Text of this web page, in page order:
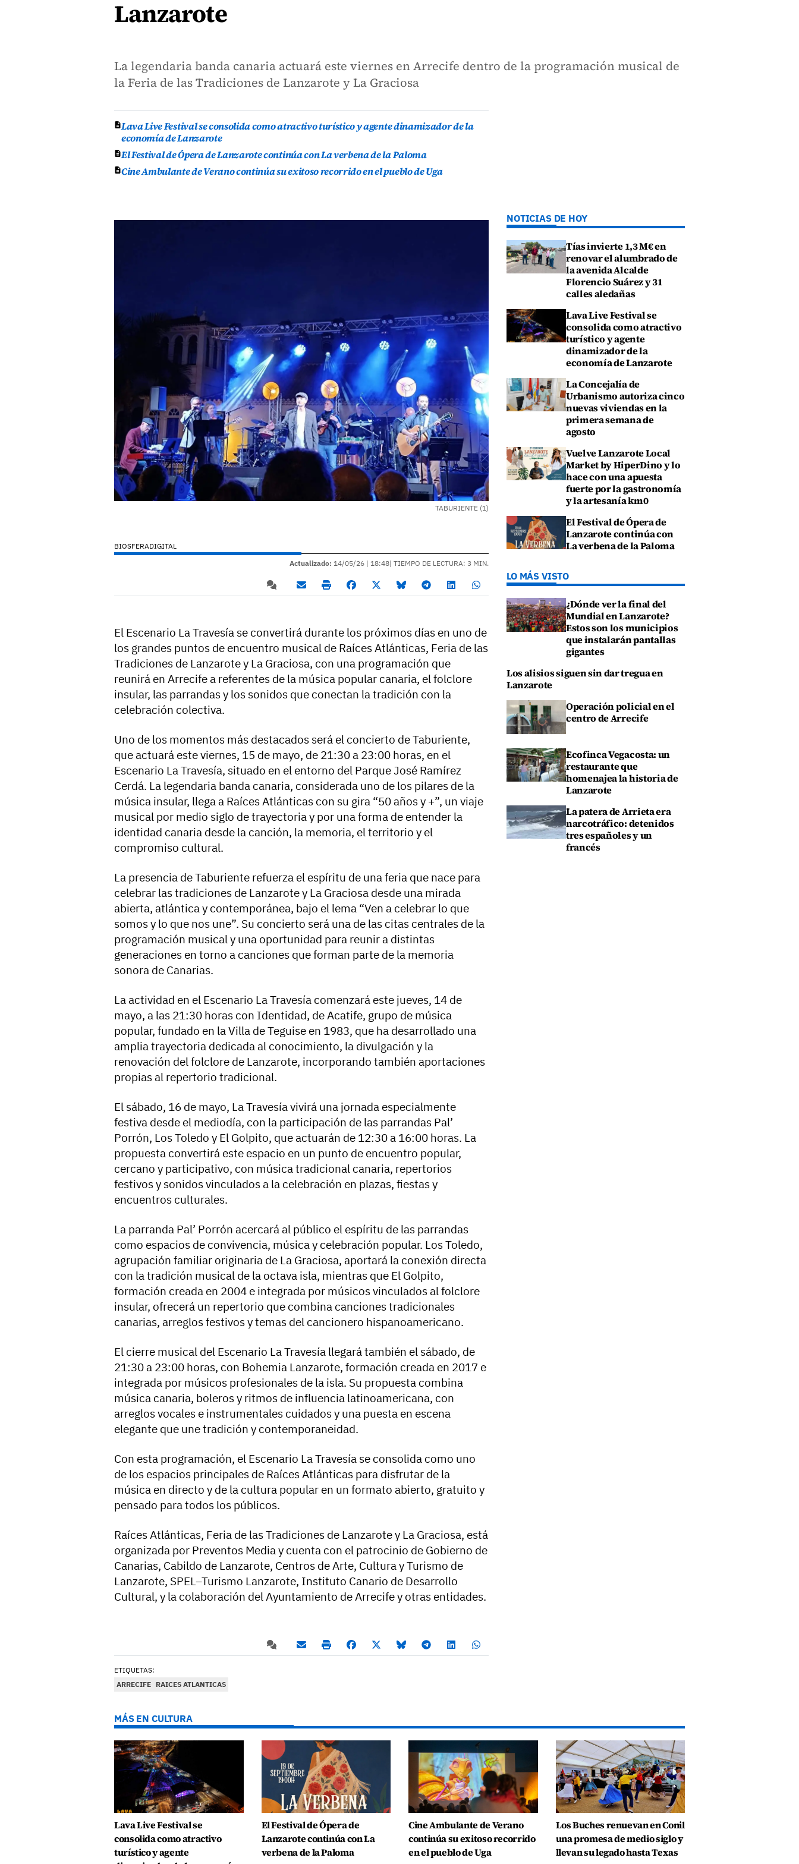
Lanzarote
La legendaria banda canaria actuará este viernes en Arrecife dentro de la programación musical de
la Feria de las Tradiciones de Lanzarote y La Graciosa
Lava Live Festival se consolida como atractivo turístico y agente dinamizador de la
economía de Lanzarote
El Festival de Ópera de Lanzarote continúa con La verbena de la Paloma
Cine Ambulante de Verano continúa su exitoso recorrido en el pueblo de Uga
TABURIENTE (1)
BIOSFERADIGITAL
Actualizado: 14/05/26 | 18:48| TIEMPO DE LECTURA: 3 MIN.
El Escenario La Travesía se convertirá durante los próximos días en uno de
los grandes puntos de encuentro musical de Raíces Atlánticas, Feria de las
Tradiciones de Lanzarote y La Graciosa, con una programación que
reunirá en Arrecife a referentes de la música popular canaria, el folclore
insular, las parrandas y los sonidos que conectan la tradición con la
celebración colectiva.
Uno de los momentos más destacados será el concierto de Taburiente,
que actuará este viernes, 15 de mayo, de 21:30 a 23:00 horas, en el
Escenario La Travesía, situado en el entorno del Parque José Ramírez
Cerdá. La legendaria banda canaria, considerada uno de los pilares de la
música insular, llega a Raíces Atlánticas con su gira “50 años y +”, un viaje
musical por medio siglo de trayectoria y por una forma de entender la
identidad canaria desde la canción, la memoria, el territorio y el
compromiso cultural.
La presencia de Taburiente refuerza el espíritu de una feria que nace para
celebrar las tradiciones de Lanzarote y La Graciosa desde una mirada
abierta, atlántica y contemporánea, bajo el lema “Ven a celebrar lo que
somos y lo que nos une”. Su concierto será una de las citas centrales de la
programación musical y una oportunidad para reunir a distintas
generaciones en torno a canciones que forman parte de la memoria
sonora de Canarias.
La actividad en el Escenario La Travesía comenzará este jueves, 14 de
mayo, a las 21:30 horas con Identidad, de Acatife, grupo de música
popular, fundado en la Villa de Teguise en 1983, que ha desarrollado una
amplia trayectoria dedicada al conocimiento, la divulgación y la
renovación del folclore de Lanzarote, incorporando también aportaciones
propias al repertorio tradicional.
El sábado, 16 de mayo, La Travesía vivirá una jornada especialmente
festiva desde el mediodía, con la participación de las parrandas Pal’
Porrón, Los Toledo y El Golpito, que actuarán de 12:30 a 16:00 horas. La
propuesta convertirá este espacio en un punto de encuentro popular,
cercano y participativo, con música tradicional canaria, repertorios
festivos y sonidos vinculados a la celebración en plazas, fiestas y
encuentros culturales.
La parranda Pal’ Porrón acercará al público el espíritu de las parrandas
como espacios de convivencia, música y celebración popular. Los Toledo,
agrupación familiar originaria de La Graciosa, aportará la conexión directa
con la tradición musical de la octava isla, mientras que El Golpito,
formación creada en 2004 e integrada por músicos vinculados al folclore
insular, ofrecerá un repertorio que combina canciones tradicionales
canarias, arreglos festivos y temas del cancionero hispanoamericano.
El cierre musical del Escenario La Travesía llegará también el sábado, de
21:30 a 23:00 horas, con Bohemia Lanzarote, formación creada en 2017 e
integrada por músicos profesionales de la isla. Su propuesta combina
música canaria, boleros y ritmos de influencia latinoamericana, con
arreglos vocales e instrumentales cuidados y una puesta en escena
elegante que une tradición y contemporaneidad.
Con esta programación, el Escenario La Travesía se consolida como uno
de los espacios principales de Raíces Atlánticas para disfrutar de la
música en directo y de la cultura popular en un formato abierto, gratuito y
pensado para todos los públicos.
Raíces Atlánticas, Feria de las Tradiciones de Lanzarote y La Graciosa, está
organizada por Preventos Media y cuenta con el patrocinio de Gobierno de
Canarias, Cabildo de Lanzarote, Centros de Arte, Cultura y Turismo de
Lanzarote, SPEL–Turismo Lanzarote, Instituto Canario de Desarrollo
Cultural, y la colaboración del Ayuntamiento de Arrecife y otras entidades.
ETIQUETAS:
ARRECIFE RAICES ATLANTICAS
NOTICIAS DE HOY
Tías invierte 1,3 M€ en
renovar el alumbrado de
la avenida Alcalde
Florencio Suárez y 31
calles aledañas
Lava Live Festival se
consolida como atractivo
turístico y agente
dinamizador de la
economía de Lanzarote
La Concejalía de
Urbanismo autoriza cinco
nuevas viviendas en la
primera semana de
agosto
Vuelve Lanzarote Local
Market by HiperDino y lo
hace con una apuesta
fuerte por la gastronomía
y la artesanía km0
El Festival de Ópera de
Lanzarote continúa con
La verbena de la Paloma
LO MÁS VISTO
¿Dónde ver la final del
Mundial en Lanzarote?
Estos son los municipios
que instalarán pantallas
gigantes
Los alisios siguen sin dar tregua en
Lanzarote
Operación policial en el
centro de Arrecife
Ecofinca Vegacosta: un
restaurante que
homenajea la historia de
Lanzarote
La patera de Arrieta era
narcotráfico: detenidos
tres españoles y un
francés
MÁS EN CULTURA
Lava Live Festival se
consolida como atractivo
turístico y agente
El Festival de Ópera de
Lanzarote continúa con La
verbena de la Paloma
Cine Ambulante de Verano
continúa su exitoso recorrido
en el pueblo de Uga
Los Buches renuevan en Conil
una promesa de medio siglo y
llevan su legado hasta Texas